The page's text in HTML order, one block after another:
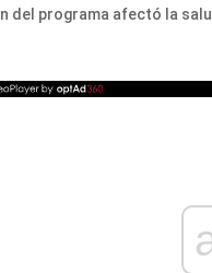
del programa afectó la